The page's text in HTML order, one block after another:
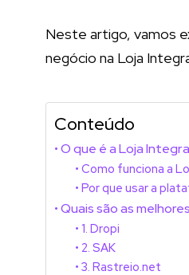
Neste artigo, vamos
negócio na Loja
Conteúdo
O que é a Loja
Como funciona a
Por que usar a
Quais são as
1. Dropi
2. SAK
3. Rastreio.net